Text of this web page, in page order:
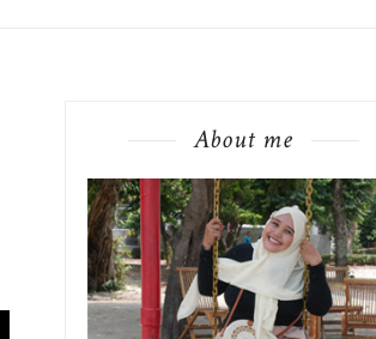
About me